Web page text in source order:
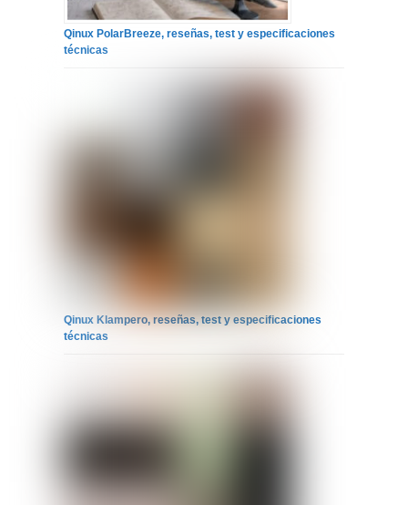
Qinux PolarBreeze, reseñas, test y especificaciones
técnicas
Qinux Klampero, reseñas, test y especificaciones
técnicas